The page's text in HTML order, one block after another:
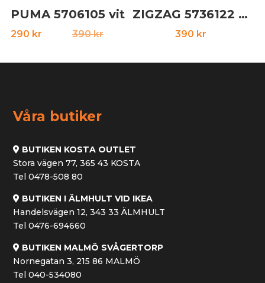
PUMA 5706105 vit
390krDet
290 kr
Det
ZIGZAG 5736122 blå
390 kr
Våra butiker
BUTIKEN KOSTA OUTLET
Stora vägen 77, 365 43 KOSTA
Tel 0478-508 80
BUTIKEN I ÄLMHULT VID IKEA
Handelsvägen 12, 343 33 ÄLMHULT
Tel 0476-694660
BUTIKEN MALMÖ SVÅGERTORP
Nornegatan 3, 215 86 MALMÖ
Tel 040-534080